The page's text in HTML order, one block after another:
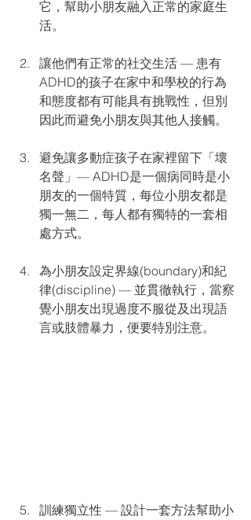
它，幫助小朋友融入正常的家庭生
活。
讓他們有正常的社交生活 — 患有
ADHD的孩子在家中和學校的行為
和態度都有可能具有挑戰性，但別
因此而避免小朋友與其他人接觸。
避免讓多動症孩子在家裡留下「壞
名聲」— ADHD是一個病同時是小
朋友的一個特質，每位小朋友都是
獨一無二，每人都有獨特的一套相
處方式。
為小朋友設定界線(boundary)和紀
律(discipline) — 並貫徹執行，當察
覺小朋友出現過度不服從及出現語
言或肢體暴力，便要特別注意。
訓練獨立性 — 設計一套方法幫助小